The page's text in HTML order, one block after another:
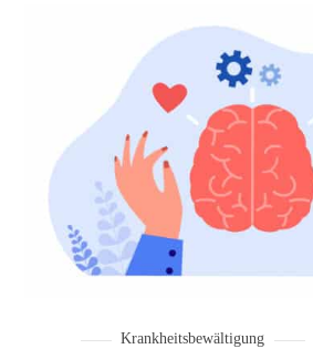
neuropsychologische
Krankheitsbewältigung